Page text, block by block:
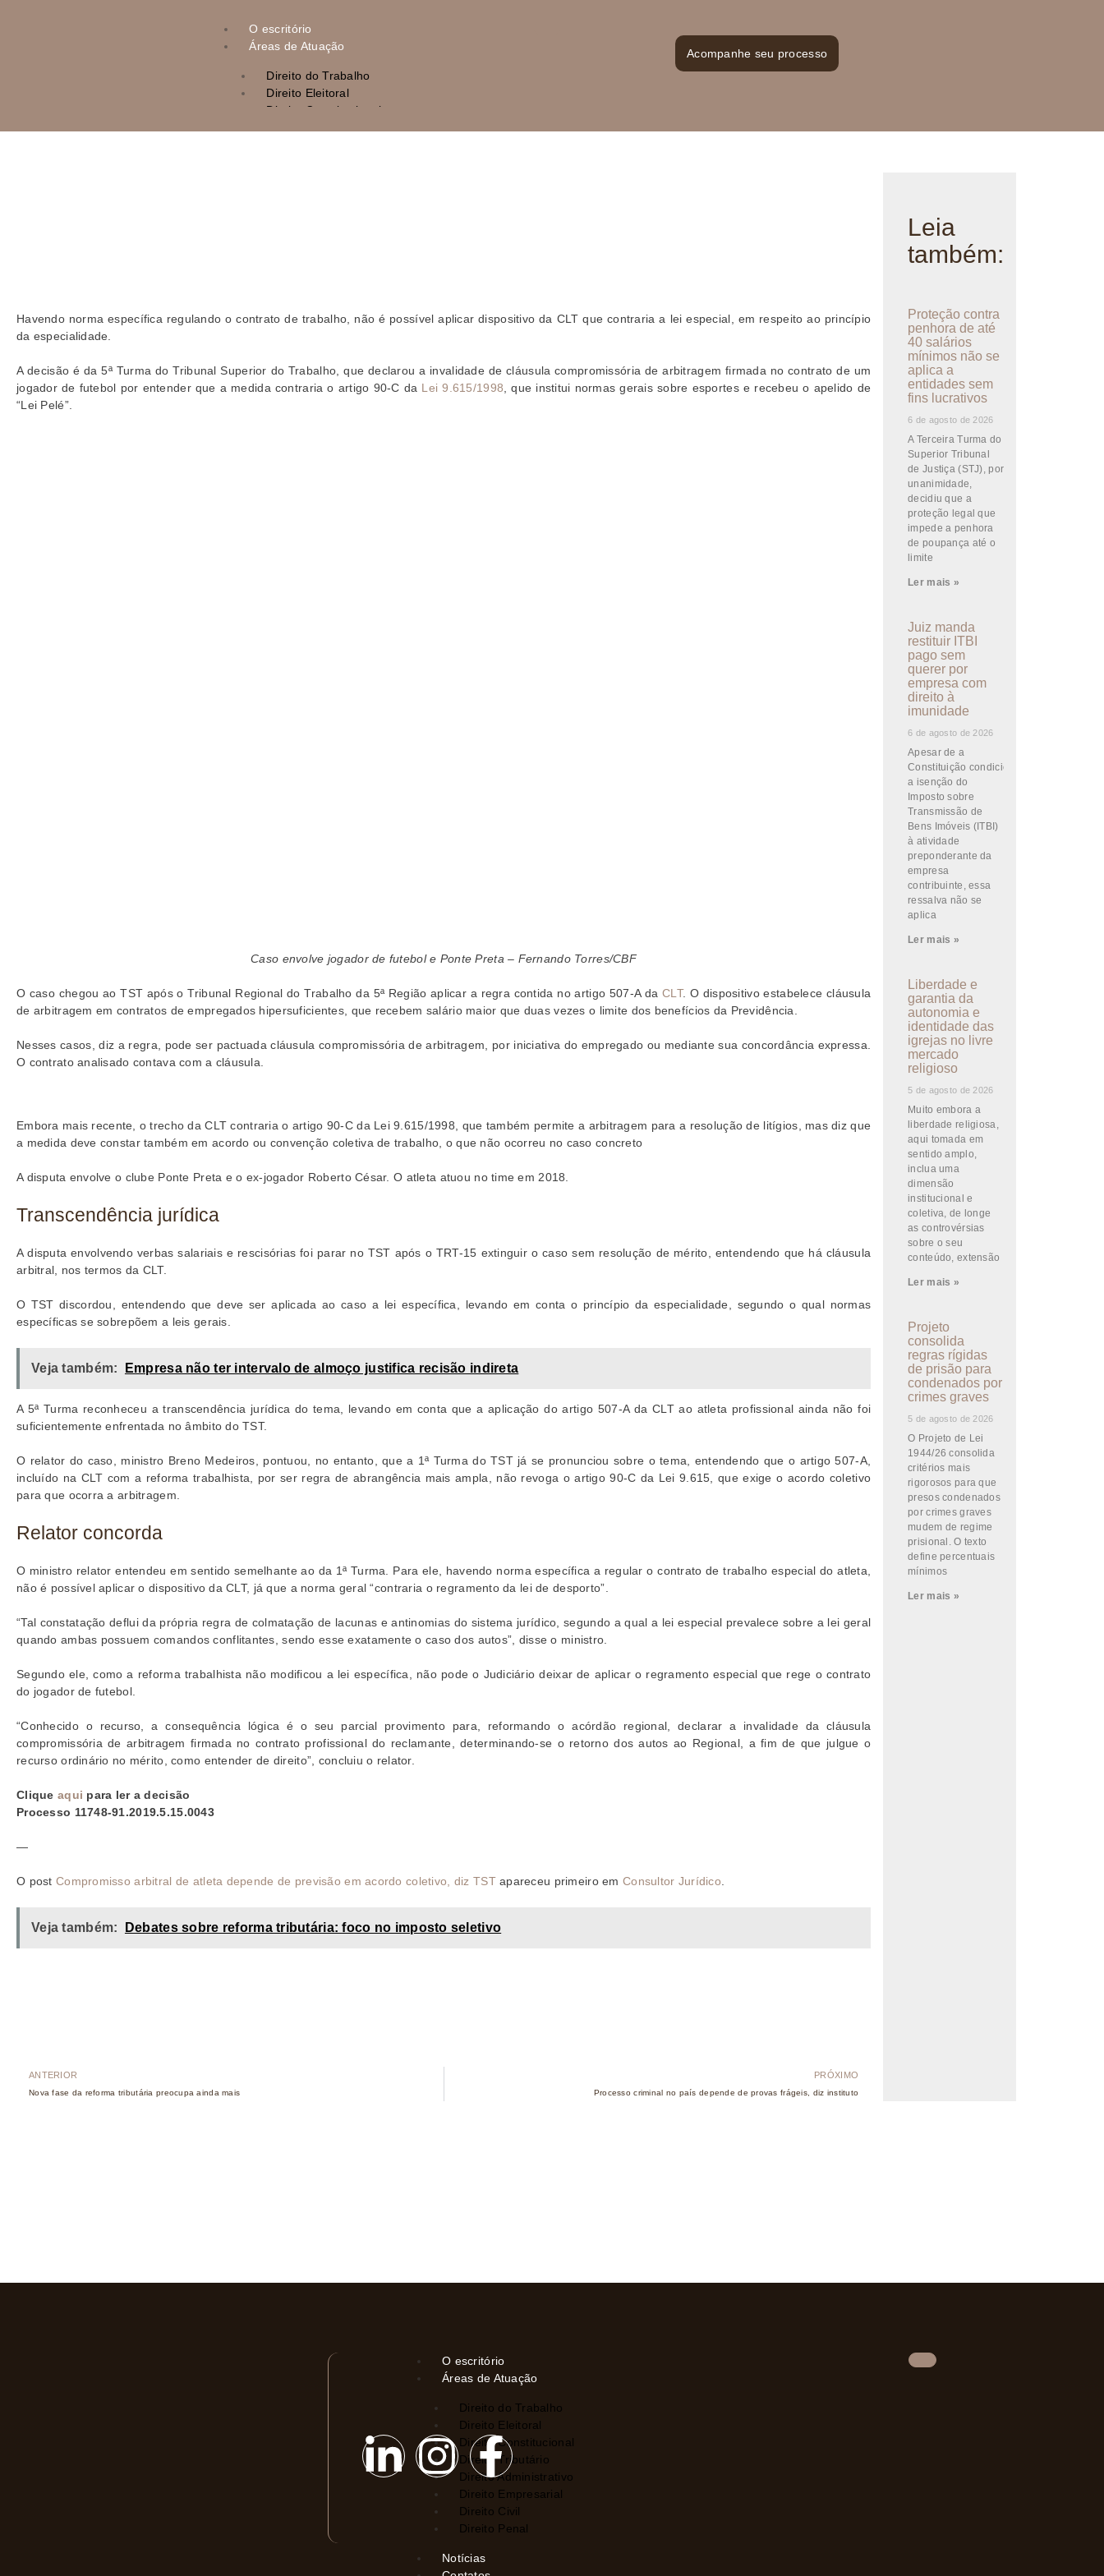
O escritório
Áreas de Atuação
Direito do Trabalho
Direito Eleitoral
Direito Constitucional
Acompanhe seu processo
Havendo norma específica regulando o contrato de trabalho, não é possível aplicar dispositivo da CLT que contraria a lei especial, em respeito ao princípio
da especialidade.
A decisão é da 5ª Turma do Tribunal Superior do Trabalho, que declarou a invalidade de cláusula compromissória de arbitragem firmada no contrato de um
jogador de futebol por entender que a medida contraria o artigo 90-C da Lei 9.615/1998 , que institui normas gerais sobre esportes e recebeu o apelido de
“Lei Pelé”.
Caso envolve jogador de futebol e Ponte Preta – Fernando Torres/CBF
O caso chegou ao TST após o Tribunal Regional do Trabalho da 5ª Região aplicar a regra contida no artigo 507-A daCLT. O dispositivo estabelece cláusula
de arbitragem em contratos de empregados hipersuficientes, que recebem salário maior que duas vezes o limite dos benefícios da Previdência.
Nesses casos, diz a regra, pode ser pactuada cláusula compromissória de arbitragem, por iniciativa do empregado ou mediante sua concordância expressa.
O contrato analisado contava com a cláusula.
Embora mais recente, o trecho da CLT contraria o artigo 90-C da Lei 9.615/1998, que também permite a arbitragem para a resolução de litígios, mas diz que
a medida deve constar também em acordo ou convenção coletiva de trabalho, o que não ocorreu no caso concreto
A disputa envolve o clube Ponte Preta e o ex-jogador Roberto César. O atleta atuou no time em 2018.
Transcendência jurídica
A disputa envolvendo verbas salariais e rescisórias foi parar no TST após o TRT-15 extinguir o caso sem resolução de mérito, entendendo que há cláusula
arbitral, nos termos da CLT.
O TST discordou, entendendo que deve ser aplicada ao caso a lei específica, levando em conta o princípio da especialidade, segundo o qual normas
específicas se sobrepõem a leis gerais.
Veja também: Empresa não ter intervalo de almoço justifica recisão indireta
A 5ª Turma reconheceu a transcendência jurídica do tema, levando em conta que a aplicação do artigo 507-A da CLT ao atleta profissional ainda não foi
suficientemente enfrentada no âmbito do TST.
O relator do caso, ministro Breno Medeiros, pontuou, no entanto, que a 1ª Turma do TST já se pronunciou sobre o tema, entendendo que o artigo 507-A,
incluído na CLT com a reforma trabalhista, por ser regra de abrangência mais ampla, não revoga o artigo 90-C da Lei 9.615, que exige o acordo coletivo
para que ocorra a arbitragem.
Relator concorda
O ministro relator entendeu em sentido semelhante ao da 1ª Turma. Para ele, havendo norma específica a regular o contrato de trabalho especial do atleta,
não é possível aplicar o dispositivo da CLT, já que a norma geral “contraria o regramento da lei de desporto”.
“Tal constatação deflui da própria regra de colmatação de lacunas e antinomias do sistema jurídico, segundo a qual a lei especial prevalece sobre a lei geral
quando ambas possuem comandos conflitantes, sendo esse exatamente o caso dos autos”, disse o ministro.
Segundo ele, como a reforma trabalhista não modificou a lei específica, não pode o Judiciário deixar de aplicar o regramento especial que rege o contrato
do jogador de futebol.
“Conhecido o recurso, a consequência lógica é o seu parcial provimento para, reformando o acórdão regional, declarar a invalidade da cláusula
compromissória de arbitragem firmada no contrato profissional do reclamante, determinando-se o retorno dos autos ao Regional, a fim de que julgue o
recurso ordinário no mérito, como entender de direito”, concluiu o relator.
Clique aqui para ler a decisão
Processo 11748-91.2019.5.15.0043
—
O post Compromisso arbitral de atleta depende de previsão em acordo coletivo, diz TSTapareceu primeiro em Consultor Jurídico.
Veja também: Debates sobre reforma tributária: foco no imposto seletivo
ANTERIOR
Nova fase da reforma tributária preocupa ainda mais
PRÓXIMO
Processo criminal no país depende de provas frágeis, diz instituto
Leia
também:
Proteção contra
penhora de até
40 salários
mínimos não se
aplica a
entidades sem
fins lucrativos
6 de agosto de 2026
A Terceira Turma do
Superior Tribunal
de Justiça (STJ), por
unanimidade,
decidiu que a
proteção legal que
impede a penhora
de poupança até o
limite
Ler mais »
Juiz manda
restituir ITBI
pago sem
querer por
empresa com
direito à
imunidade
6 de agosto de 2026
Apesar de a
Constituição condicionar
a isenção do
Imposto sobre
Transmissão de
Bens Imóveis (ITBI)
à atividade
preponderante da
empresa
contribuinte, essa
ressalva não se
aplica
Ler mais »
Liberdade e
garantia da
autonomia e
identidade das
igrejas no livre
mercado
religioso
5 de agosto de 2026
Muito embora a
liberdade religiosa,
aqui tomada em
sentido amplo,
inclua uma
dimensão
institucional e
coletiva, de longe
as controvérsias
sobre o seu
conteúdo, extensão
Ler mais »
Projeto
consolida
regras rígidas
de prisão para
condenados por
crimes graves
5 de agosto de 2026
O Projeto de Lei
1944/26 consolida
critérios mais
rigorosos para que
presos condenados
por crimes graves
mudem de regime
prisional. O texto
define percentuais
mínimos
Ler mais »
O escritório
Áreas de Atuação
Direito do Trabalho
Direito Eleitoral
Direito Constitucional
Direito Tributário
Direito Administrativo
Direito Empresarial
Direito Civil
Direito Penal
Notícias